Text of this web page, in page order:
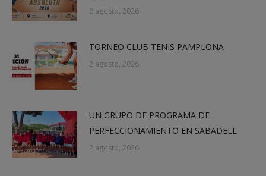
2 agosto, 2026
TORNEO CLUB TENIS PAMPLONA
2 agosto, 2026
UN GRUPO DE PROGRAMA DE
PERFECCIONAMIENTO EN SABADELL
2 agosto, 2026